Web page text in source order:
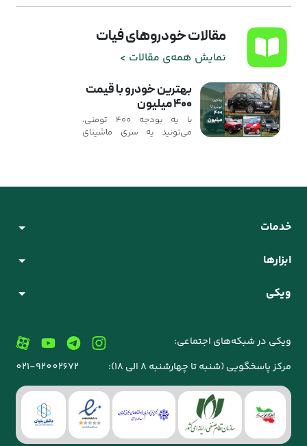
مقالات خودروهای فیات
نمایش همه‌ی مقالات >
بهترین خودرو با قیمت
۴۰۰ میلیون
با یه بودجه ۴۰۰ تومنی،
می‌تونید یه سری ماشینای
خدمات
ابزارها
ویکی
ویکی در شبکه‌های اجتماعی:
مرکز پاسخگویی (شنبه تا چهارشنبه 8 الی 18):
021-92002672